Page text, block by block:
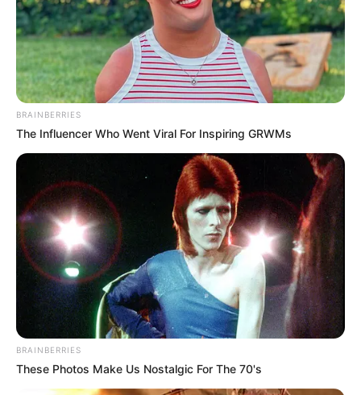
BRAINBERRIES
The Influencer Who Went Viral For Inspiring GRWMs
BRAINBERRIES
These Photos Make Us Nostalgic For The 70's